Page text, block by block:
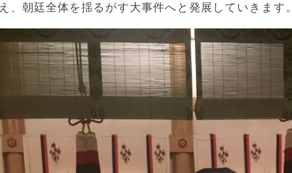
え、朝廷全体を揺るがす大事件へと発展していきます。